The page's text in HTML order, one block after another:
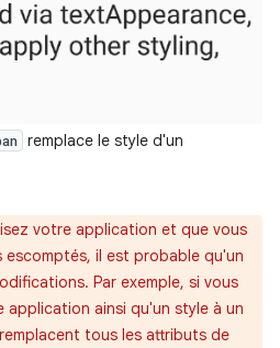
remplace le style d'un
votre application et que vous
il est probable qu'un
Par exemple, si vous
ainsi qu'un style à un
tous les attributs de